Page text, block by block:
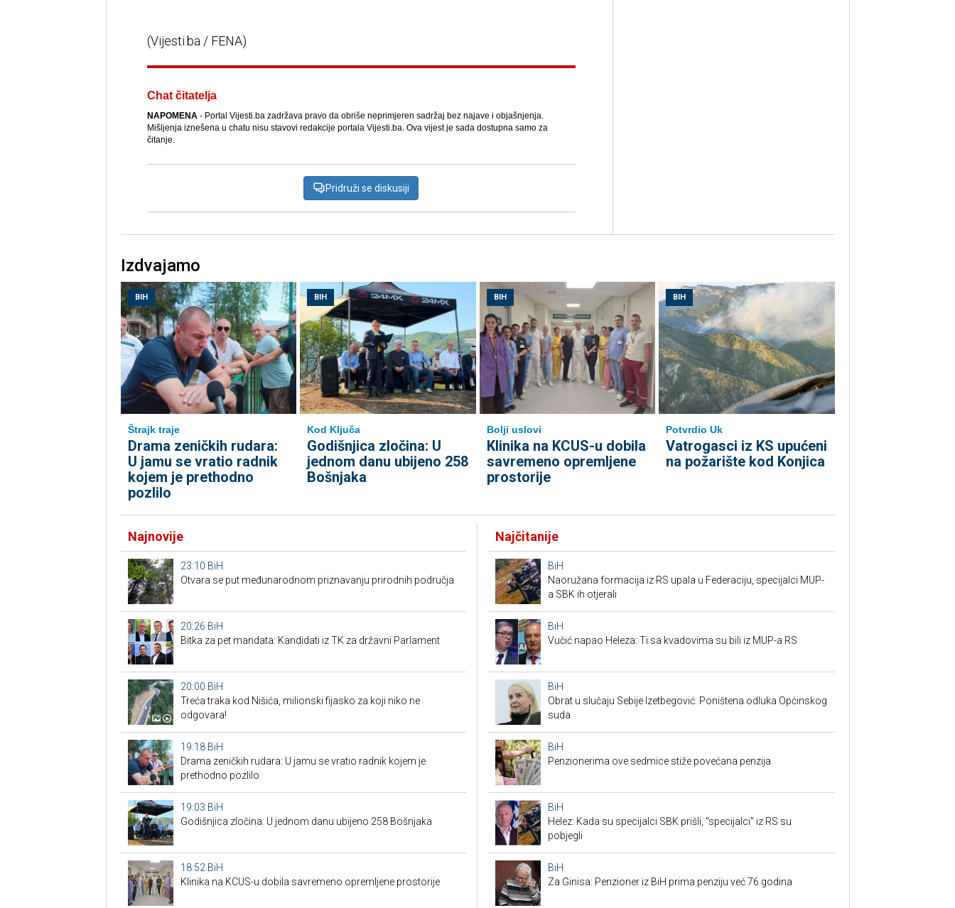
(Vijesti.ba / FENA)
Chat čitatelja
NAPOMENA- Portal Vijesti.ba zadržava pravo da obriše neprimjeren sadržaj bez najave i objašnjenja.
Mišljenja iznešena u chatu nisu stavovi redakcije portala Vijesti.ba. Ova vijest je sada dostupna samo za
čitanje.
Pridruži se diskusiji
Izdvajamo
BIH
Štrajk traje
Drama zeničkih rudara:
U jamu se vratio radnik
kojem je prethodno
pozlilo
BIH
Kod Ključa
Godišnjica zločina: U
jednom danu ubijeno 258
Bošnjaka
BIH
Bolji uslovi
Klinika na KCUS-u dobila
savremeno opremljene
prostorije
BIH
Potvrdio Uk
Vatrogasci iz KS upućeni
na požarište kod Konjica
Najnovije
23:10 BiH
Otvara se put međunarodnom priznavanju prirodnih područja
20:26 BiH
Bitka za pet mandata: Kandidati iz TK za državni Parlament
20:00 BiH
Treća traka kod Nišića, milionski fijasko za koji niko ne
odgovara!
19:18 BiH
Drama zeničkih rudara: U jamu se vratio radnik kojem je
prethodno pozlilo
19:03 BiH
Godišnjica zločina: U jednom danu ubijeno 258 Bošnjaka
18:52 BiH
Klinika na KCUS-u dobila savremeno opremljene prostorije
Najčitanije
BiH
Naoružana formacija iz RS upala u Federaciju, specijalci MUP-
a SBK ih otjerali
BiH
Vučić napao Heleza: Ti sa kvadovima su bili iz MUP-a RS
BiH
Obrat u slučaju Sebije Izetbegović: Poništena odluka Općinskog
suda
BiH
Penzionerima ove sedmice stiže povećana penzija
BiH
Helez: Kada su specijalci SBK prišli, "specijalci" iz RS su
pobjegli
BiH
Za Ginisa: Penzioner iz BiH prima penziju već 76 godina